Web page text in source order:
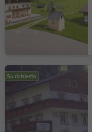
Su richiesta